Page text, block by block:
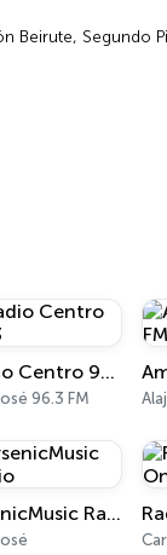
Segundo
Radio Centro 96.3
96.3 FM
ArsenicMusic Radio